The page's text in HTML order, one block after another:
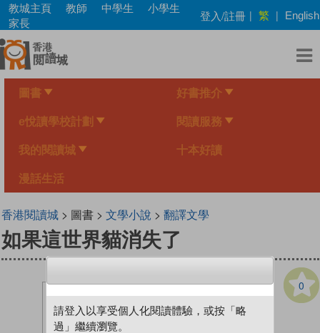
Skip
main
content
教城主頁 教師 中學生
小學生
家長
登入/註冊 | 繁 | English
圖書 好書推介
e悅讀學校計劃 閱讀服務
我的閱讀城 十本好讀
漫話生活
香港閱讀城> 圖書 > 文學小說 > 翻譯文學
如果這世界貓消失了
0
請登入以享受個人化閱讀體驗，或按「略
過」繼續瀏覽。